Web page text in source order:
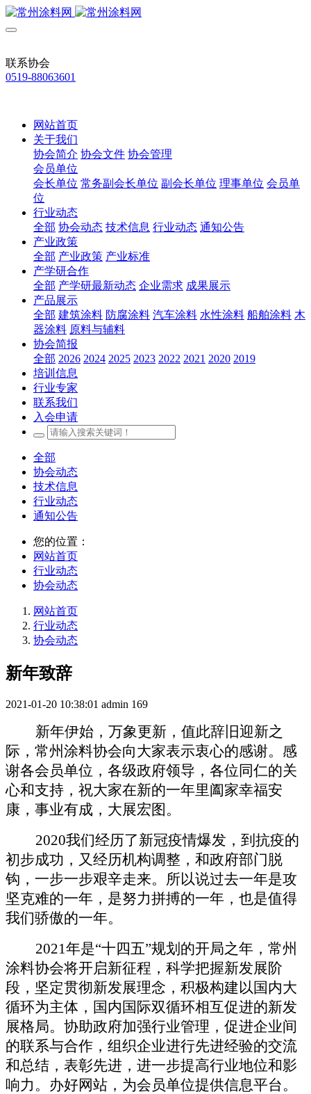
联系协会
0519-88063601
网站首页
关于我们
协会简介 协会文件 协会管理
会员单位
会长单位 常务副会长单位 副会长单位 理事单位 会员单
位
行业动态
全部 协会动态 技术信息 行业动态 通知公告
产业政策
全部 产业政策 产业标准
产学研合作
全部 产学研最新动态 企业需求 成果展示
产品展示
全部 建筑涂料 防腐涂料 汽车涂料 水性涂料 船舶涂料 木
器涂料 原料与辅料
协会简报
全部 2026 2024 2025 2023 2022 2021 2020 2019
培训信息
行业专家
联系我们
入会申请
全部
协会动态
技术信息
行业动态
通知公告
您的位置：
网站首页
行业动态
协会动态
网站首页
行业动态
协会动态
新年致辞
2021-01-20 10:38:01 admin 169
新年伊始，万象更新，值此辞旧迎新之
际，常州涂料协会向大家表示衷心的感谢。感
谢各会员单位，各级政府领导，各位同仁的关
心和支持，祝大家在新的一年里阖家幸福安
康，事业有成，大展宏图。
2020我们经历了新冠疫情爆发，到抗疫的
初步成功，又经历机构调整，和政府部门脱
钩，一步一步艰辛走来。所以说过去一年是攻
坚克难的一年，是努力拼搏的一年，也是值得
我们骄傲的一年。
2021年是“十四五”规划的开局之年，常州
涂料协会将开启新征程，科学把握新发展阶
段，坚定贯彻新发展理念，积极构建以国内大
循环为主体，国内国际双循环相互促进的新发
展格局。协助政府加强行业管理，促进企业间
的联系与合作，组织企业进行先进经验的交流
和总结，表彰先进，进一步提高行业地位和影
响力。办好网站，为会员单位提供信息平台。